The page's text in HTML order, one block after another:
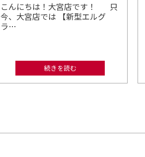
こんにちは！大宮店です！ 只
今、大宮店では 【新型エルグ
ラ…
続きを読む